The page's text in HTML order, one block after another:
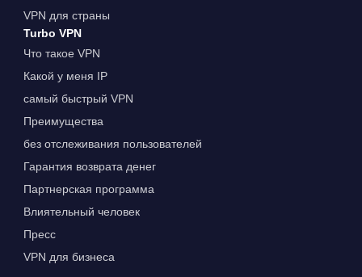
VPN для страны
Turbo VPN
Что такое VPN
Какой у меня IP
самый быстрый VPN
Преимущества
без отслеживания пользователей
Гарантия возврата денег
Партнерская программа
Влиятельный человек
Пресс
VPN для бизнеса